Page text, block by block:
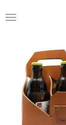
au
principal